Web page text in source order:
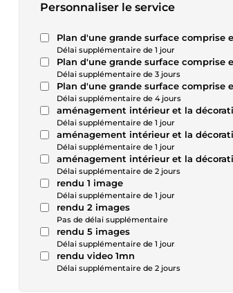
Personnaliser le service
Plan d'une grande surface comprise
Délai supplémentaire de 1 jour
Plan d'une grande surface comprise
Délai supplémentaire de 3 jours
Plan d'une grande surface comprise
Délai supplémentaire de 4 jours
Délai supplémentaire de 1 jour
aménagement intérieur et la
Délai supplémentaire de 1 jour
aménagement intérieur et la
Délai supplémentaire de 2 jours
rendu 1 image
Délai supplémentaire de 1 jour
rendu 2 images
Pas de délai supplémentaire
rendu 5 images
Délai supplémentaire de 1 jour
rendu video 1mn
Délai supplémentaire de 2 jours